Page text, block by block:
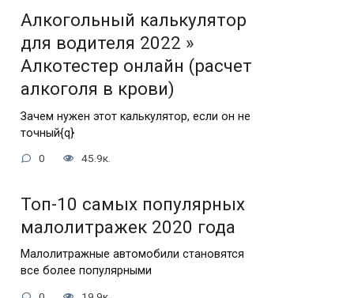
Алкогольный калькулятор
для водителя 2022 »
Алкотестер онлайн (расчет
алкоголя в крови)
Зачем нужен этот калькулятор, если он не
точный{q}
0 45.9к.
Топ-10 самых популярных
малолитражек 2020 года
Малолитражные автомобили становятся
все более популярными